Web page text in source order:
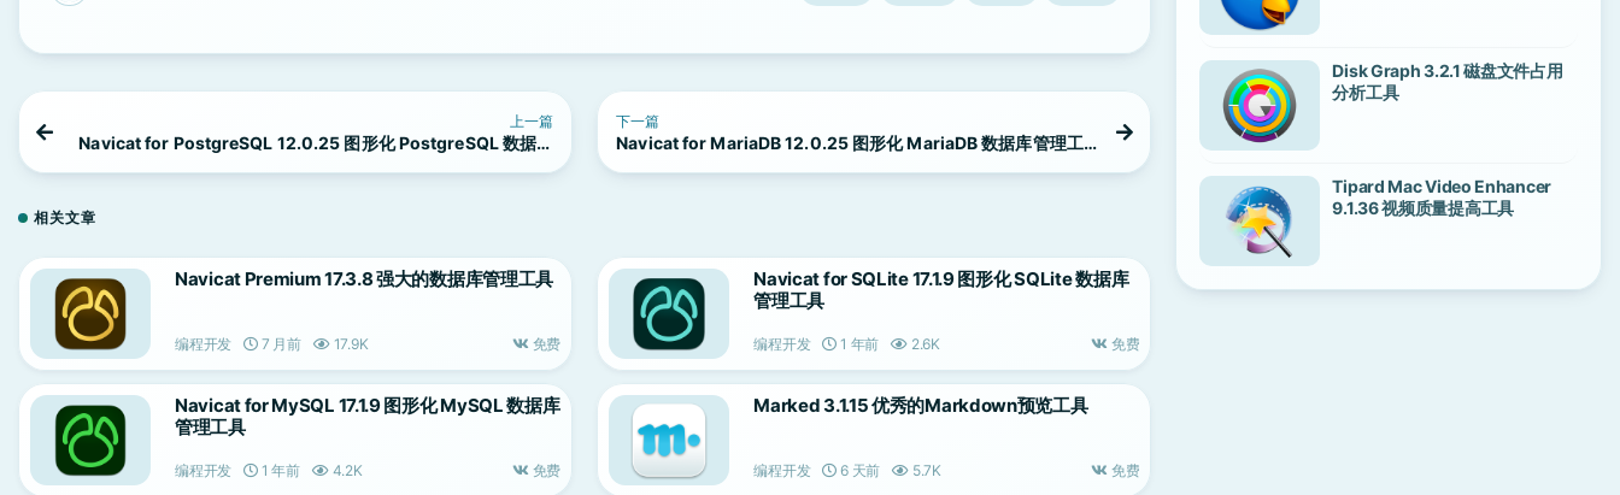
上一篇
Navicat for PostgreSQL 12.0.25 图形化 PostgreSQL 数据库
下一篇
Navicat for MariaDB 12.0.25 图形化 MariaDB 数据库管理工
相关文章
Navicat Premium 17.3.8 强大的数据库管理工具
编程开发 7 月前 17.9K 免费
Navicat for SQLite 17.1.9 图形化 SQLite 数据库
管理工具
编程开发 1 年前 2.6K 免费
Navicat for MySQL 17.1.9 图形化 MySQL 数据库
管理工具
编程开发 1 年前 4.2K 免费
Marked 3.1.15 优秀的Markdown预览工具
编程开发 6 天前 5.7K 免费
Disk Graph 3.2.1 磁盘文件占用
分析工具
Tipard Mac Video Enhancer
9.1.36 视频质量提高工具